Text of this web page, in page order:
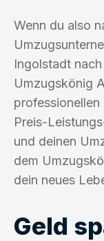
Wenn du also
Ingolstadt
Umzugskönig
Preis-
und deinen
dem
dein neues
Geld